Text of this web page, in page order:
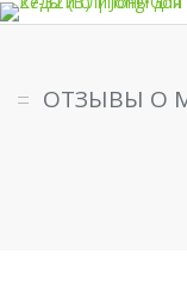
ОТЗЫВЫ О